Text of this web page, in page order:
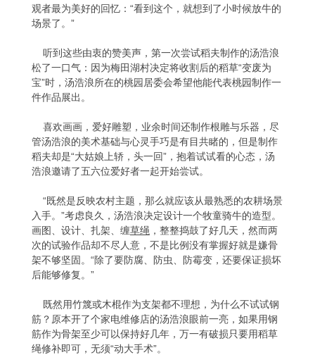
观者最为美好的回忆：“看到这个，就想到了小时候放牛的
场景了。”
听到这些由衷的赞美声，第一次尝试稻夫制作的汤浩浪
松了一口气：因为梅田湖村决定将收割后的稻草“变废为
宝”时，汤浩浪所在的桃园居委会希望他能代表桃园制作一
件作品展出。
喜欢画画，爱好雕塑，业余时间还制作根雕与乐器，尽
管汤浩浪的美术基础与心灵手巧是有目共睹的，但是制作
稻夫却是“大姑娘上轿，头一回”，抱着试试看的心态，汤
浩浪邀请了五六位爱好者一起开始尝试。
“既然是反映农村主题，那么就应该从最熟悉的农耕场景
入手。”考虑良久，汤浩浪决定设计一个牧童骑牛的造型。
画图、设计、扎架、缠草绳 ，整整捣鼓了好几天，然而两
次的试验作品却不尽人意，不是比例没有掌握好就是嫌骨
架不够坚固。“除了要防腐、防虫、防霉变，还要保证损坏
后能够修复。”
既然用竹篾或木棍作为支架都不理想，为什么不试试钢
筋？原本开了个家电维修店的汤浩浪眼前一亮，如果用钢
筋作为骨架至少可以保持好几年，万一有破损只要用稻草
绳修补即可，无须“动大手术”。